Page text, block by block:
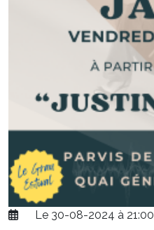
Le 30-08-2024 à 21:00